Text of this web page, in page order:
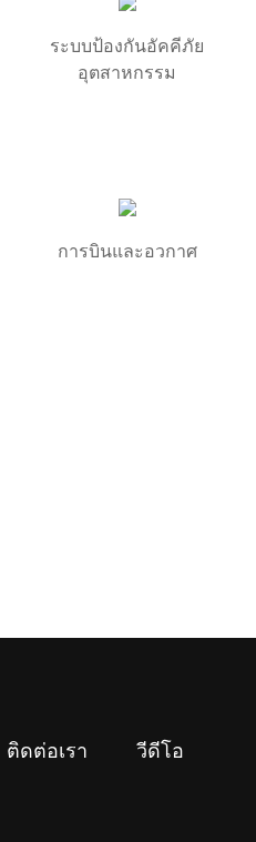
ระบบป้องกันอัคคีภัย
อุตสาหกรรม
การบินและอวกาศ
ติดต่อเรา วีดีโอ